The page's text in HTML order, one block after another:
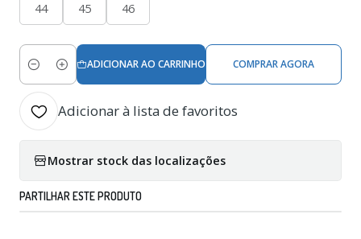
44 45 46
Quantidade
ADICIONAR AO CARRINHO COMPRAR AGORA
Adicionar à lista de favoritos
Mostrar stock das localizações
PARTILHAR ESTE PRODUTO